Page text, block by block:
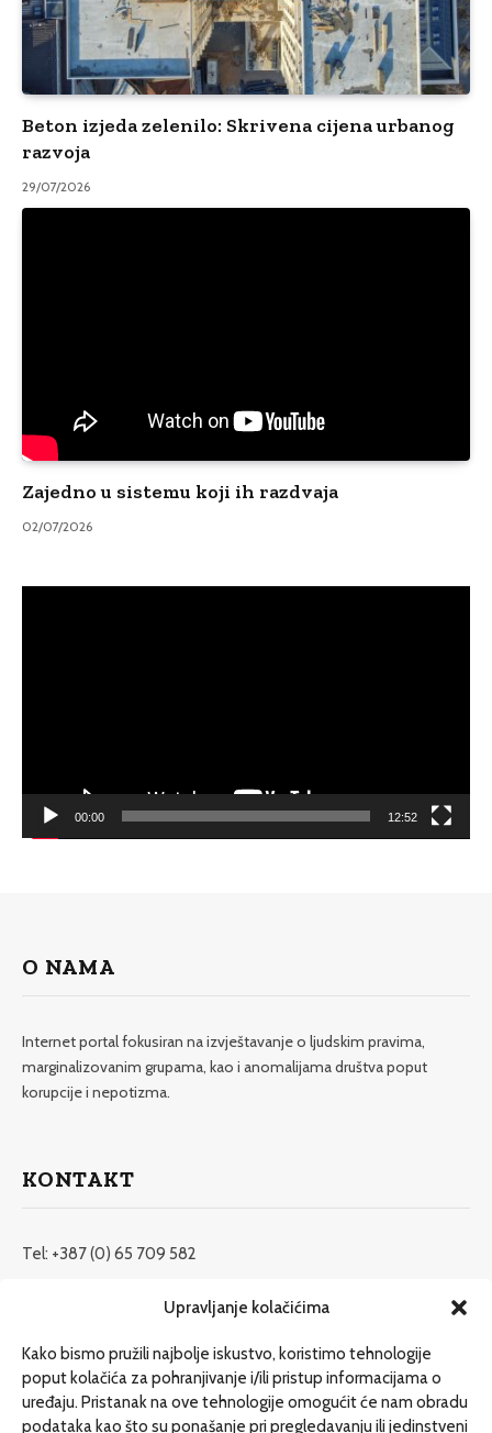
Upravljanje kolačićima
Kako bismo pružili najbolje iskustvo, koristimo tehnologije
poput kolačića za pohranjivanje i/ili pristup informacijama o
uređaju. Pristanak na ove tehnologije omogućit će nam obradu
podataka kao što su ponašanje pri pregledavanju ili jedinstveni
Beton izjeda zelenilo: Skrivena cijena urbanog
razvoja
29/07/2026
Zajedno u sistemu koji ih razdvaja
02/07/2026
00:00 12:52
O NAMA
Internet portal fokusiran na izvještavanje o ljudskim pravima,
marginalizovanim grupama, kao i anomalijama društva poput
korupcije i nepotizma.
KONTAKT
Tel: +387 (0) 65 709 582
redakcija@etrafika.net
Dosije